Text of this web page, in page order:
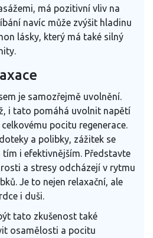
má pozitivní vliv na
navíc může zvýšit hladinu
lásky, který má také silný
je samozřejmě uvolnění.
i tato pomáhá uvolnit napětí
pocitu regenerace.
a polibky, zážitek se
i efektivnějším. Představte
a stresy odcházejí v rytmu
Je to nejen relaxační, ale
i duši.
tato zkušenost také
osamělosti a pocitu